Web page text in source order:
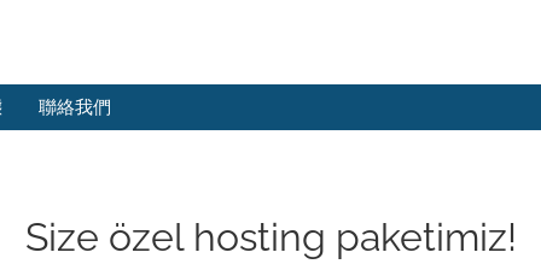
聯絡我們
Size özel hosting paketimiz!